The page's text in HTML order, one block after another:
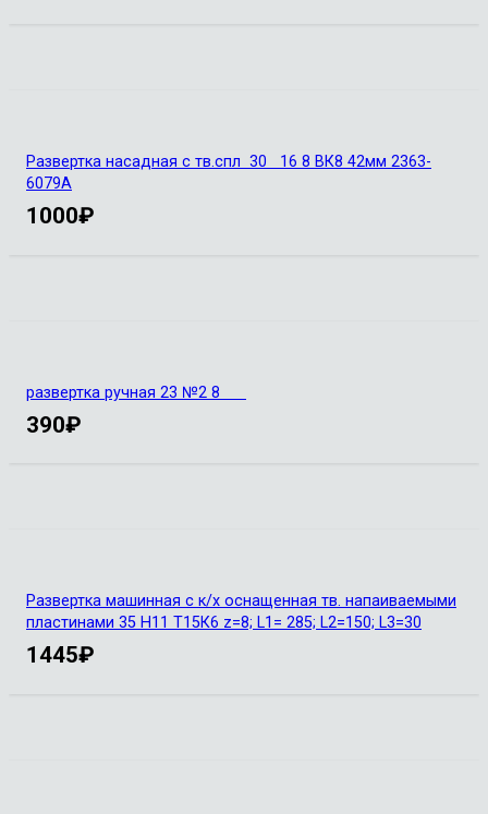
Развертка насадная с тв.спл 30 16 8 ВК8 42мм 2363-
6079А
1000₽
развертка ручная 23 №2 8
390₽
Развертка машинная с к/х оснащенная тв. напаиваемыми
пластинами 35 Н11 Т15К6 z=8; L1= 285; L2=150; L3=30
1445₽